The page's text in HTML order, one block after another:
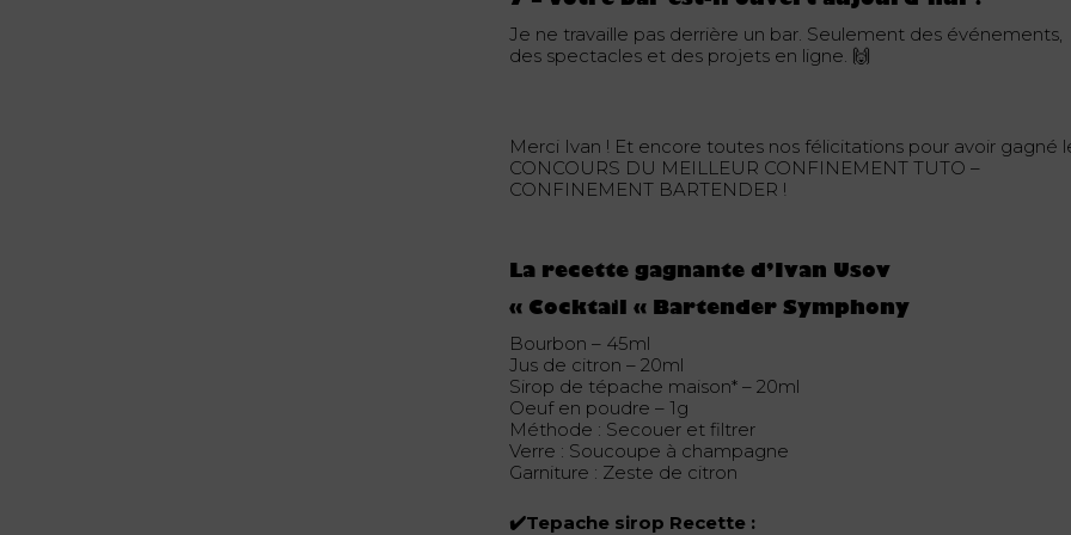
Je ne travaille pas derrière un bar. Seulement des événements,
des spectacles et des projets en ligne. 🙌
Merci Ivan ! Et encore toutes nos félicitations pour avoir gagné
CONCOURS DU MEILLEUR CONFINEMENT TUTO –
CONFINEMENT BARTENDER !
La recette gagnante d’Ivan Usov
« Cocktail « Bartender Symphony
Bourbon – 45ml
Jus de citron – 20ml
Sirop de tépache maison* – 20ml
Oeuf en poudre – 1g
Méthode : Secouer et filtrer
Verre : Soucoupe à champagne
Garniture : Zeste de citron
✔️Tepache sirop Recette :